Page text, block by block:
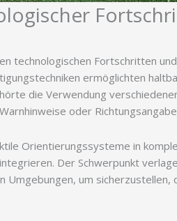
technologischen Fortschritten
ermöglichten
die Verwendung
oder
Orientierungssysteme in
Der Schwerpunkt
Umgebungen, um